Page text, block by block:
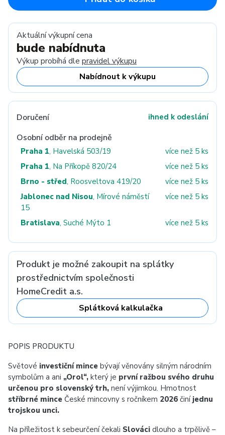
Aktuální výkupní cena
bude nabídnuta
Výkup probíhá dle pravidel výkupu
Nabídnout k výkupu
Doručení ihned k odeslání
Osobní odběr na prodejně
Praha 1, Havelská 503/19
více než 5 ks
Praha 1, Na Příkopě 820/24
více než 5 ks
Brno - střed, Roosveltova 419/20
více než 5 ks
Jablonec nad Nisou, Mírové náměstí
15
více než 5 ks
Bratislava, Suché Mýto 1 více než 5 ks
Produkt je možné zakoupit na splátky
prostřednictvím společnosti
HomeCredit a.s.
Splátková kalkulačka
POPIS PRODUKTU
Světové investiční mince bývají věnovány silným národním
symbolům a ani „Orol“, který je první ražbou svého druhu
určenou pro slovenský trh, není výjimkou. Hmotnost
stříbrné mince České mincovny s ročníkem 2026 činí jednu
trojskou unci.
Na příležitost k sebeurčení čekali Slováci dlouho a trpělivě –